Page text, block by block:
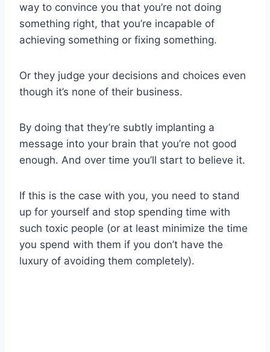
way to convince you that you’re not doing
something right, that you’re incapable of
achieving something or fixing something.
Or they judge your decisions and choices even
though it’s none of their business.
By doing that they’re subtly implanting a
message into your brain that you’re not good
enough. And over time you’ll start to believe it.
If this is the case with you, you need to stand
up for yourself and stop spending time with
such toxic people (or at least minimize the time
you spend with them if you don’t have the
luxury of avoiding them completely).